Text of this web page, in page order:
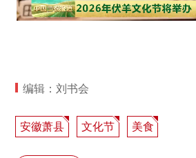
编辑：刘书会
安徽萧县 文化节 美食